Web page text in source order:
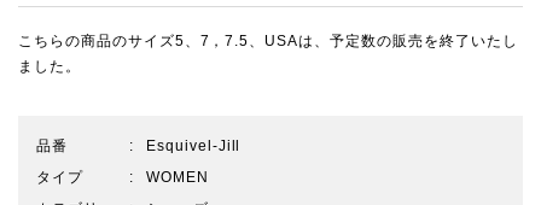
こちらの商品のサイズ5、7，7.5、USAは、予定数の販売を終了いたし
ました。
品番
Esquivel-Jill
タイプ
WOMEN